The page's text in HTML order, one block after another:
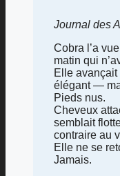
Journal des
Cobra l’a
matin qui
Elle avançait
élégant —
Pieds nus.
Cheveux
semblait
contraire au
Elle ne se
Jamais.